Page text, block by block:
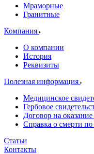
Мраморные
Гранитные
Компания
О компании
История
Реквизиты
Полезная информация
Медицинское
Гербовое
Договор на
Справка о смерти
Статьи
Контакты